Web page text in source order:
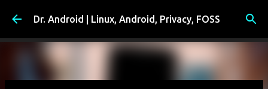
Μετάβαση στο κύριο περιεχόμενο
Dr. Android | Linux, Android, Privacy, FOSS